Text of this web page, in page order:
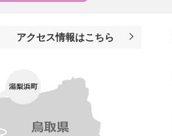
アクセス情報はこちら